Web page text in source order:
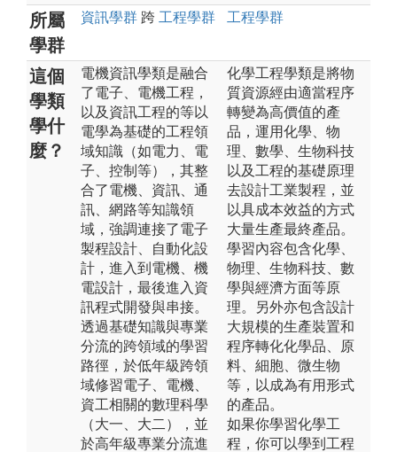
所屬
學群
資訊學群 跨 工程學群 工程學群
這個
學類
學什
麼？
電機資訊學類是融合
了電子、電機工程，
以及資訊工程的等以
電學為基礎的工程領
域知識（如電力、電
子、控制等），其整
合了電機、資訊、通
訊、網路等知識領
域，強調連接了電子
製程設計、自動化設
計，進入到電機、機
電設計，最後進入資
訊程式開發與串接。
透過基礎知識與專業
分流的跨領域的學習
路徑，於低年級跨領
域修習電子、電機、
資工相關的數理科學
（大一、大二），並
於高年級專業分流進
化學工程學類是將物
質資源經由適當程序
轉變為高價值的產
品，運用化學、物
理、數學、生物科技
以及工程的基礎原理
去設計工業製程，並
以具成本效益的方式
大量生產最終產品。
學習內容包含化學、
物理、生物科技、數
學與經濟方面等原
理。另外亦包含設計
大規模的生產裝置和
程序轉化化學品、原
料、細胞、微生物
等，以成為有用形式
的產品。
如果你學習化學工
程，你可以學到工程